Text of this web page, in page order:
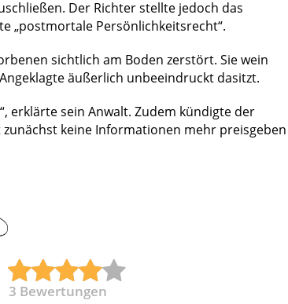
Der Richter stellte jedoch das
„postmortale Persönlichkeitsrecht“.
sichtlich am Boden zerstört. Sie wein
äußerlich unbeeindruckt dasitzt.
erklärte sein Anwalt. Zudem kündigte der
keine Informationen mehr preisgeben
3 Bewertungen
Nach öffentlichem Aufschrei: